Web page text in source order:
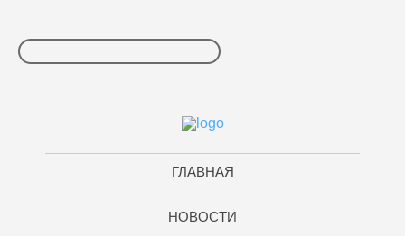
ГЛАВНАЯ
НОВОСТИ